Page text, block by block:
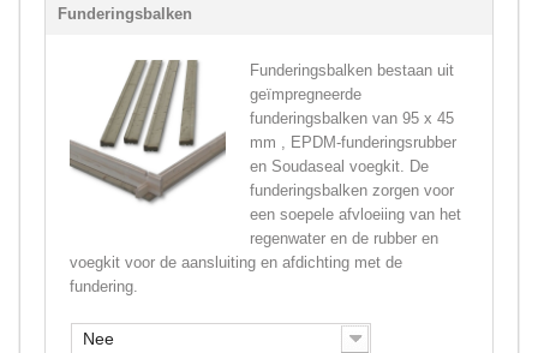
Funderingsbalken
Funderingsbalken bestaan uit
geïmpregneerde
funderingsbalken van 95 x 45
mm , EPDM-funderingsrubber
en Soudaseal voegkit. De
funderingsbalken zorgen voor
een soepele afvloeiing van het
regenwater en de rubber en
voegkit voor de aansluiting en afdichting met de
fundering.
Nee